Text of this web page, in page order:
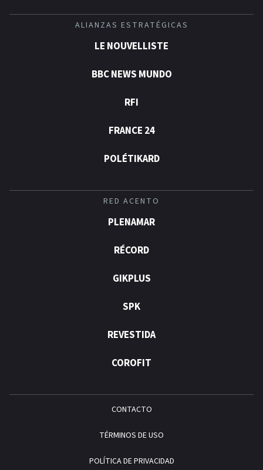
ALIANZAS ESTRATÉGICAS
LE NOUVELLISTE
BBC NEWS MUNDO
RFI
FRANCE 24
POLÉTIKARD
RED ACENTO
PLENAMAR
RÉCORD
GIKPLUS
SPK
REVESTIDA
COROFIT
CONTACTO
TÉRMINOS DE USO
POLÍTICA DE PRIVACIDAD